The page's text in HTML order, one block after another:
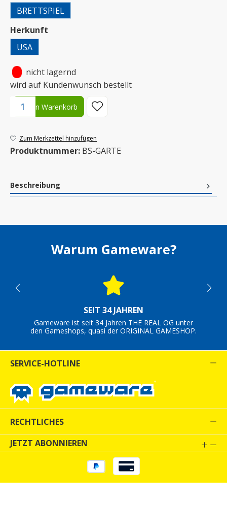
BRETTSPIEL
Herkunft
USA
nicht lagernd
wird auf Kundenwunsch bestellt
Produkt Anzahl: Gib den gewünschten Wert ein oder benutze
In den Warenkorb
Zum Merkzettel hinzufügen
Produktnummer: BS-GARTE
Beschreibung
Warum Gameware?
SEIT 34 JAHREN
Gameware ist seit 34 Jahren THE REAL OG unter
den Gameshops, quasi der ORIGINAL GAMESHOP.
SERVICE-HOTLINE
RECHTLICHES
JETZT ABONNIEREN